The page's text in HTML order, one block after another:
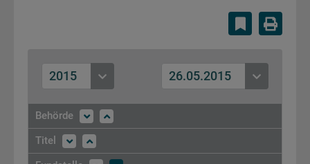
2015 26.05.2015
Behörde
Titel